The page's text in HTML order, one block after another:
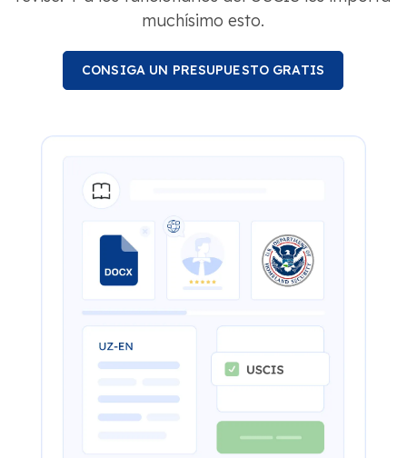
muchísimo esto.
CONSIGA UN PRESUPUESTO GRATIS